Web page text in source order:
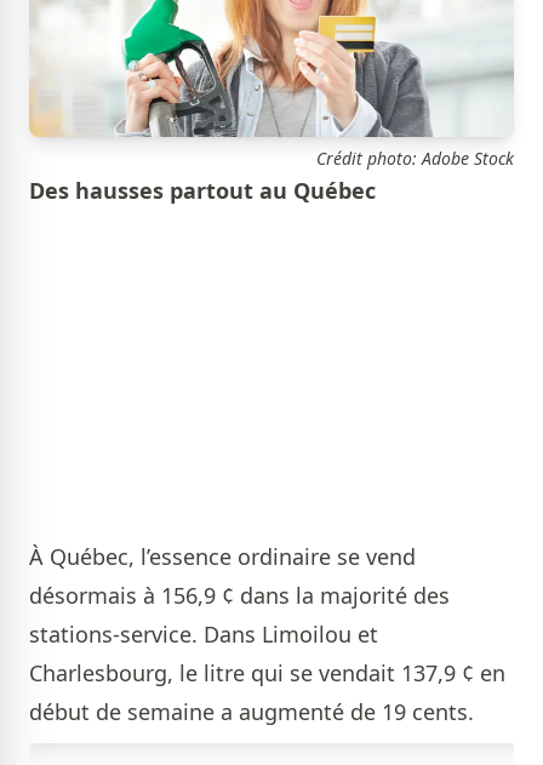
Crédit photo: Adobe Stock
Des hausses partout au Québec
À Québec, l’essence ordinaire se vend
désormais à 156,9 ¢ dans la majorité des
stations-service. Dans Limoilou et
Charlesbourg, le litre qui se vendait 137,9 ¢ en
début de semaine a augmenté de 19 cents.